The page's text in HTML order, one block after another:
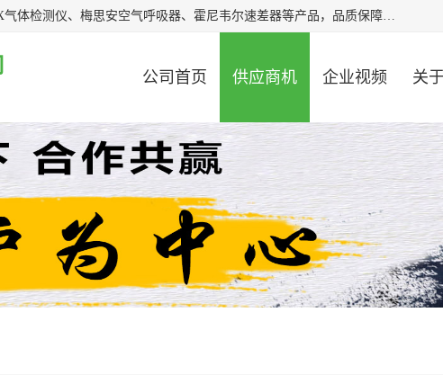
北京中创汇安科贸有限公司专业生产救援三脚架、天鹰4X气体检测仪、梅思安空气呼吸器、霍尼韦尔速差器等产品，品质保障，价格合理，欢迎在线致电咨询。
公司首页 供应商机 企业视频 关